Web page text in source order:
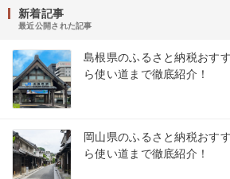
新着記事
最近公開された記事
島根県のふるさと納税おす
ら使い道まで徹底紹介！
岡山県のふるさと納税おす
ら使い道まで徹底紹介！